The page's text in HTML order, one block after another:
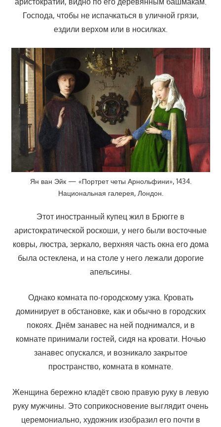
Господа, чтобы не испачкаться в уличной грязи,
ездили верхом или в носилках.
Ян ван Эйк — «Портрет четы Арнольфини», 1434.
Национальная галерея, Лондон.
Этот иностранный купец жил в Брюгге в
аристократической роскоши, у него были восточные
ковры, люстра, зеркало, верхняя часть окна его дома
была остеклена, и на столе у него лежали дорогие
апельсины.
Однако комната по-городскому узка. Кровать
доминирует в обстановке, как и обычно в городских
покоях. Днём занавес на ней поднимался, и в
комнате принимали гостей, сидя на кровати. Ночью
занавес опускался, и возникало закрытое
пространство, комната в комнате.
Женщина бережно кладёт свою правую руку в левую
руку мужчины. Это соприкосновение выглядит очень
церемониально, художник изобразил его почти в